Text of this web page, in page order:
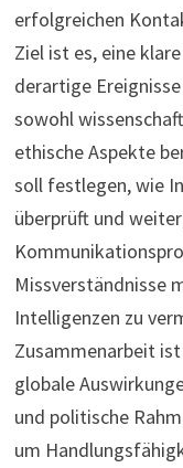
erfolgreichen
Ziel ist es, eine
derartige
sowohl
ethische Aspekte
soll festlegen, wie
überprüft und
Missverständnisse
Intelligenzen zu
Zusammenarbeit
globale
und politische
um